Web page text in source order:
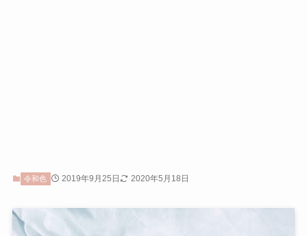
令和色 2019年9月25日 2020年5月18日